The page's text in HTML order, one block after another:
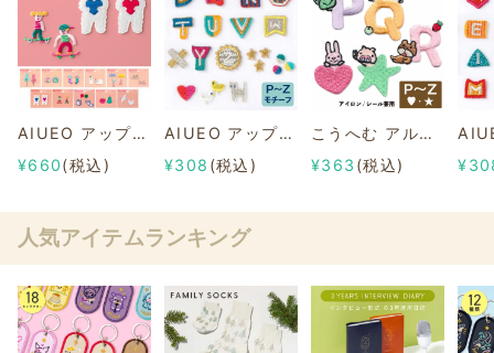
AIUEO アップリケ/ワッペン "COUPLE"
¥660(税込)
AIUEO アップリケ/ワッペン イニシャル P～Z
¥308 (税込)
こうへむ アルファベット アップリケ/ワッペン【P-Z】
¥363 (税込)
人気アイテムランキング